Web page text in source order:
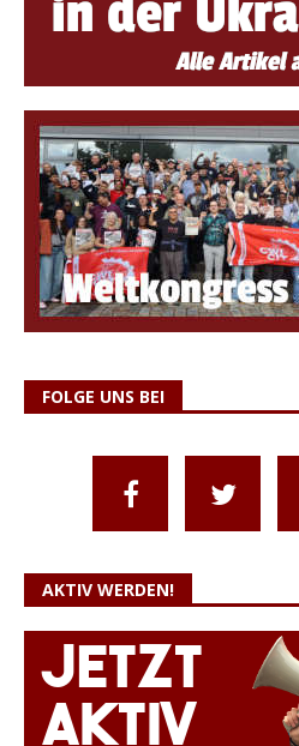
FOLGE UNS BEI
AKTIV WERDEN!